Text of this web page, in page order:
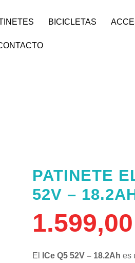
BICICLETAS
PATINETE
52V –
El ICe Q5 52V – 18.2Ah es